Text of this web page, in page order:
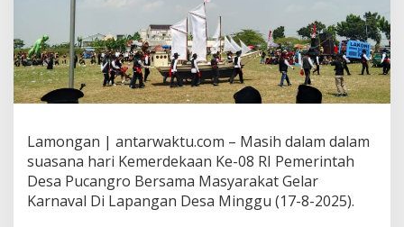
Lamongan | antarwaktu.com – Masih dalam dalam
suasana hari Kemerdekaan Ke-08 RI Pemerintah
Desa Pucangro Bersama Masyarakat Gelar
Karnaval Di Lapangan Desa Minggu (17-8-2025).